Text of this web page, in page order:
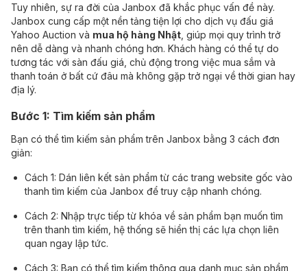
Tuy nhiên, sự ra đời của Janbox đã khắc phục vấn đề này.
Janbox cung cấp một nền tảng tiện lợi cho dịch vụ đấu giá
Yahoo Auction và mua hộ hàng Nhật , giúp mọi quy trình trở
nên dễ dàng và nhanh chóng hơn. Khách hàng có thể tự do
tương tác với sàn đấu giá, chủ động trong việc mua sắm và
thanh toán ở bất cứ đâu mà không gặp trở ngại về thời gian hay
địa lý.
Bước 1: Tìm kiếm sản phẩm
Bạn có thể tìm kiếm sản phẩm trên Janbox bằng 3 cách đơn
giản:
Cách 1: Dán liên kết sản phẩm từ các trang website gốc vào
thanh tìm kiếm của Janbox để truy cập nhanh chóng.
Cách 2: Nhập trực tiếp từ khóa về sản phẩm bạn muốn tìm
trên thanh tìm kiếm, hệ thống sẽ hiển thị các lựa chọn liên
quan ngay lập tức.
Cách 3: Bạn có thể tìm kiếm thông qua danh mục sản phẩm